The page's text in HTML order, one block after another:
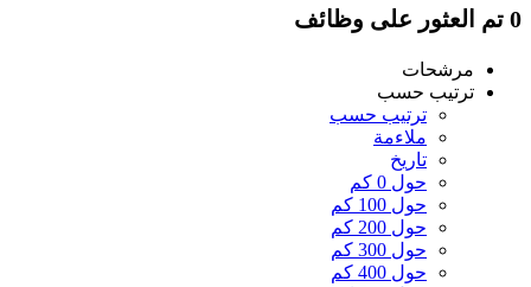
0 تم العثور على وظائف
مرشحات
ترتيب حسب
ترتيب حسب
ملاءمة
تاريخ
حول 0 كم
حول 100 كم
حول 200 كم
حول 300 كم
حول 400 كم